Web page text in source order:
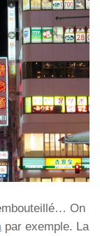
On
par exemple. La